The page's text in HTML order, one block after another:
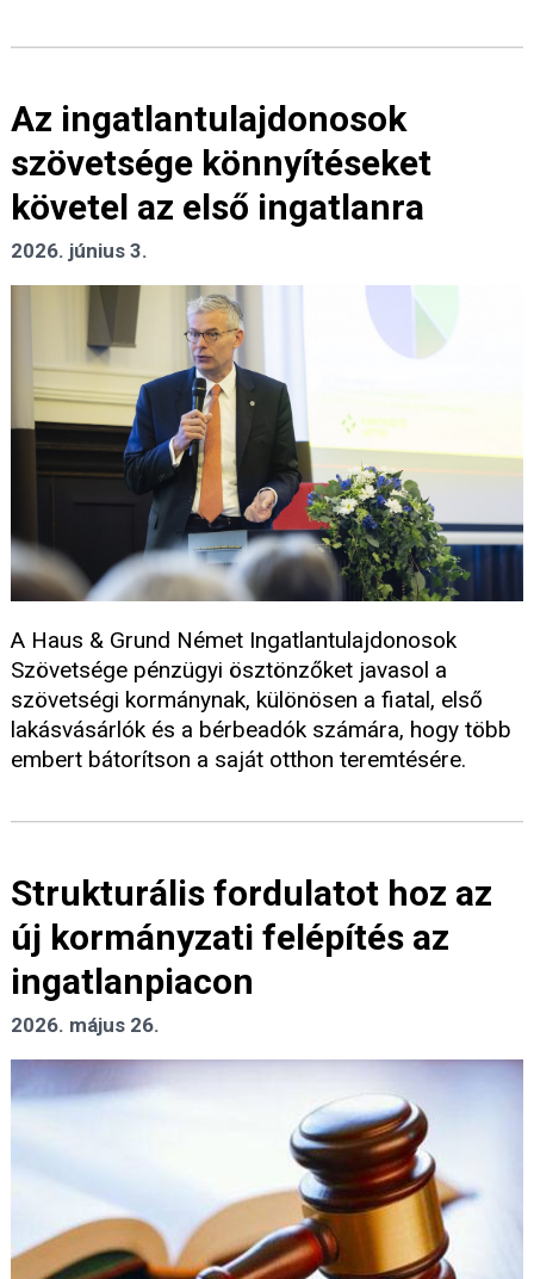
Az ingatlantulajdonosok
szövetsége könnyítéseket
követel az első ingatlanra
2026. június 3.
A Haus & Grund Német Ingatlantulajdonosok
Szövetsége pénzügyi ösztönzőket javasol a
szövetségi kormánynak, különösen a fiatal, első
lakásvásárlók és a bérbeadók számára, hogy több
embert bátorítson a saját otthon teremtésére.
Strukturális fordulatot hoz az
új kormányzati felépítés az
ingatlanpiacon
2026. május 26.